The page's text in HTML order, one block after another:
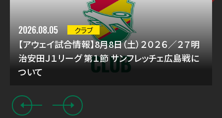
2026.08.05 クラブ
【アウェイ試合情報】8月8日（土）２０２６／２７明
治安田Ｊ１リーグ 第１節 サンフレッチェ広島戦に
ついて